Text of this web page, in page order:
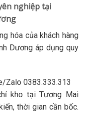
nghiệp tại
hóa của khách hàng
Dương áp dụng quy
Zalo 0383.333.313
kho tại Tương Mai
thời gian cần bốc.